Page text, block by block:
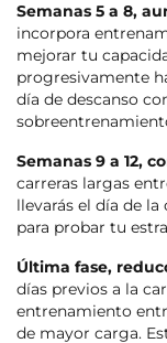
Semanas 5 a 8,
incorpora
mejorar tu
progresivamente
día de descanso
Semanas 9 a 12,
carreras largas
llevarás el día de
para probar tu
Última fase,
días previos a la
entrenamiento
de mayor carga.